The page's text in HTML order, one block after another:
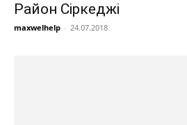
Район Сіркеджі
maxwelhelp - 24.07.2018